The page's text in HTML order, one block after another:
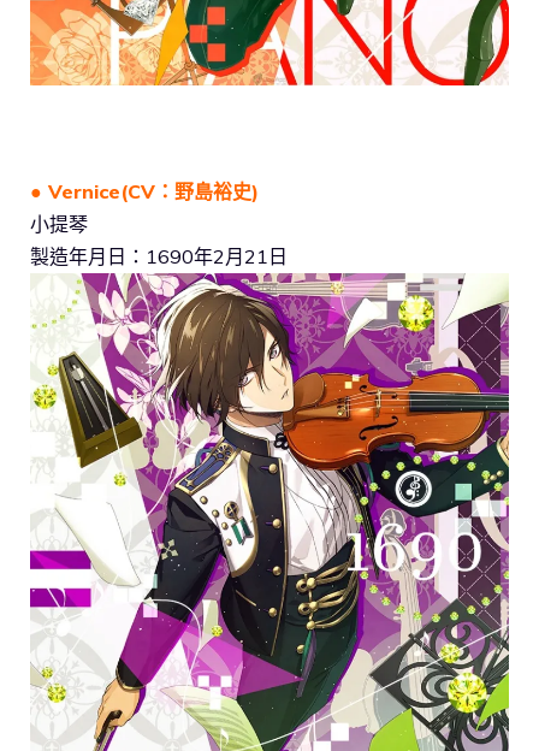
● Vernice(CV：野島裕史)
小提琴
製造年月日：1690年2月21日